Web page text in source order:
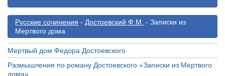
Русские сочинения - Достоевский Ф.М. - Записки из
Мертвого дома
Мертвый дом Федора Достоевского
Размышления по роману Достоевского «Записки из Мертвого
дома»